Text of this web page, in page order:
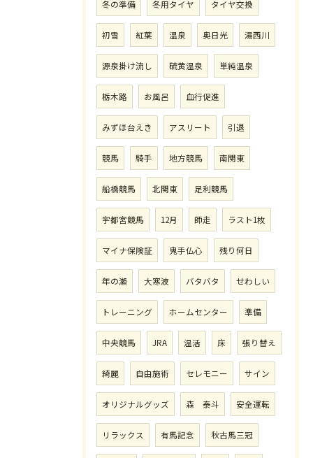
冬の準備 冬用タイヤ タイヤ交換
初雪 紅葉 温泉 奥日光 湯西川
源泉掛け流し 硫黄温泉 単純温泉
栃木路 お風呂 血行促進
みずほ台えき アスリート 引退
競馬 騎手 地方競馬 南関東
船橋競馬 北関東 足利競馬
宇都宮競馬 12月 師走 ラスト1枚
マイナ保険証 鬼手仏心 残り何日
年の瀬 大寒波 バタバタ せわしい
トレーニング ホームセンター 準備
中央競馬 JRA 温活 床 張り替え
綺麗 自由施術 セレモニー サイン
オリジナルグッズ 森 泰斗 安全運転
リラックス 有馬記念 秋古馬三冠